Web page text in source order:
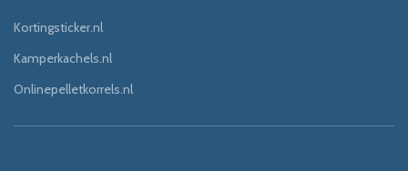
Kortingsticker.nl
Kamperkachels.nl
Onlinepelletkorrels.nl